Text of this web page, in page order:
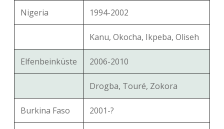
Nigeria 1994-2002
Kanu, Okocha, Ikpeba, Oliseh
Elfenbeinküste 2006-2010
Drogba, Touré, Zokora
Burkina Faso 2001-?